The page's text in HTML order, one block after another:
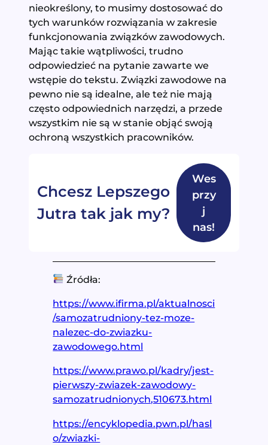
nieokreślony, to musimy dostosować do
tych warunków rozwiązania w zakresie
funkcjonowania związków zawodowych.
Mając takie wątpliwości, trudno
odpowiedzieć na pytanie zawarte we
wstępie do tekstu. Związki zawodowe na
pewno nie są idealne, ale też nie mają
często odpowiednich narzędzi, a przede
wszystkim nie są w stanie objąć swoją
ochroną wszystkich pracowników.
Chcesz Lepszego
Jutra tak jak my?
Wes
przy
j
nas!
Źródła:
https://www.ifirma.pl/aktualnosci
/samozatrudniony-tez-moze-
nalezec-do-zwiazku-
zawodowego.html
https://www.prawo.pl/kadry/jest-
pierwszy-zwiazek-zawodowy-
samozatrudnionych,510673.html
https://encyklopedia.pwn.pl/hasl
o/zwiazki-